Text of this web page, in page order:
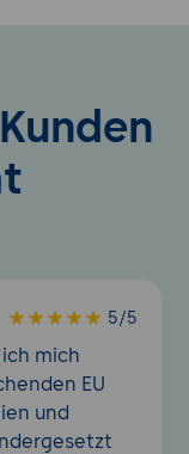
5/5
mich
EU
und